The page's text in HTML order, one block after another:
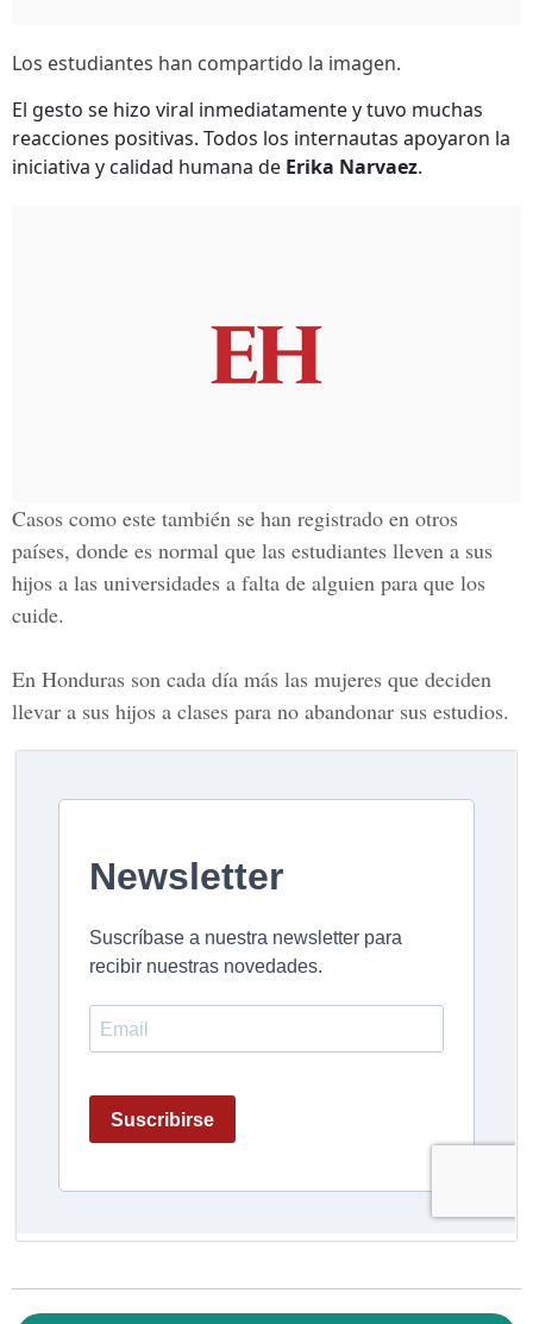
Los estudiantes han compartido la imagen.
El gesto se hizo viral inmediatamente y tuvo muchas
reacciones positivas. Todos los internautas apoyaron la
iniciativa y calidad humana de Erika Narvaez.
Casos como este también se han registrado en otros
países, donde es normal que las estudiantes lleven a sus
hijos a las universidades a falta de alguien para que los
cuide.
En Honduras son cada día más las mujeres que deciden
llevar a sus hijos a clases para no abandonar sus estudios.